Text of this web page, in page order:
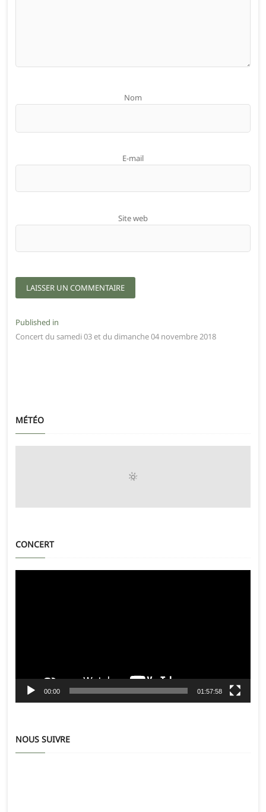
Nom
E-mail
Site web
Navigation
de
Published in
Concert du samedi 03 et du dimanche 04 novembre 2018
MÉTÉO
CONCERT
00:00 01:57:58
NOUS SUIVRE